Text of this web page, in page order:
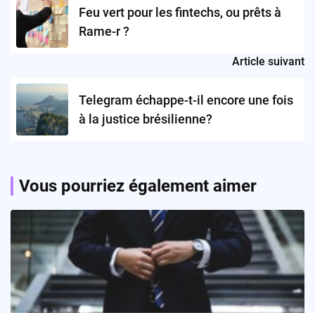
Feu vert pour les fintechs, ou prêts à
Rame-r ?
Article suivant
Telegram échappe-t-il encore une fois
à la justice brésilienne?
Vous pourriez également aimer